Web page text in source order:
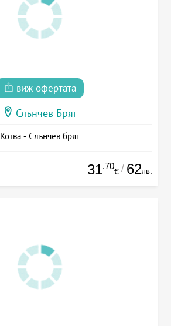
виж офертата
Слънчев Бряг
Котва - Слънчев бряг
31.70
€ / 62лв.